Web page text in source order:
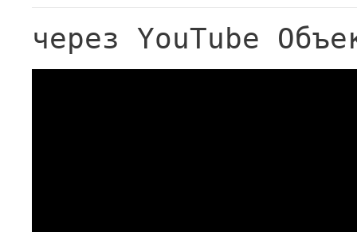
через YouTube